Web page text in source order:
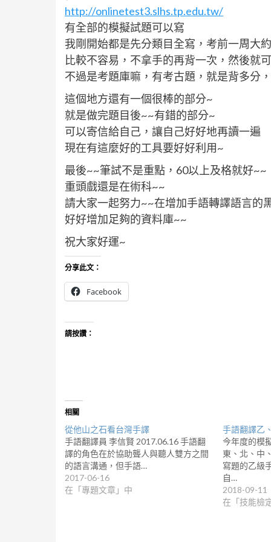
http://onlinetest3.slhs.tp.edu.tw/
有全部的模擬試題可以寫
我剛開始都是先分類目全寫，考前一周大
比較不容易，不拿手的再背一次，然後就
不過是考題庫嘛，有考古題，就是背多分
這個地方還有一個很棒的部分~
就是做完題目後~~有錯的部分~
可以寄信給自己，讓自己好好地再讀一遍
現在有這麼好的工具要好好利用~
最後~~筆試不是重點，60以上及格就好~~
重頭戲還是在術科~~
請大家一起努力~~在增加手語轉譯語言的
好好增加足夠的資料庫~~
祝大家好運~
分享此文：
Facebook
請按讚：
相關
從他山之石看台灣手譯
手語翻譯員 李信賢 2017.06.16 手語翻
譯的角色在於協助聾人與聽人雙方之間
的語言溝通，但手語…
2017-06-16
在「專題文章」中
手語翻譯乙
今年度的模
東、北、中
寫題的乙級
自…
2018-09-11
在「技能檢